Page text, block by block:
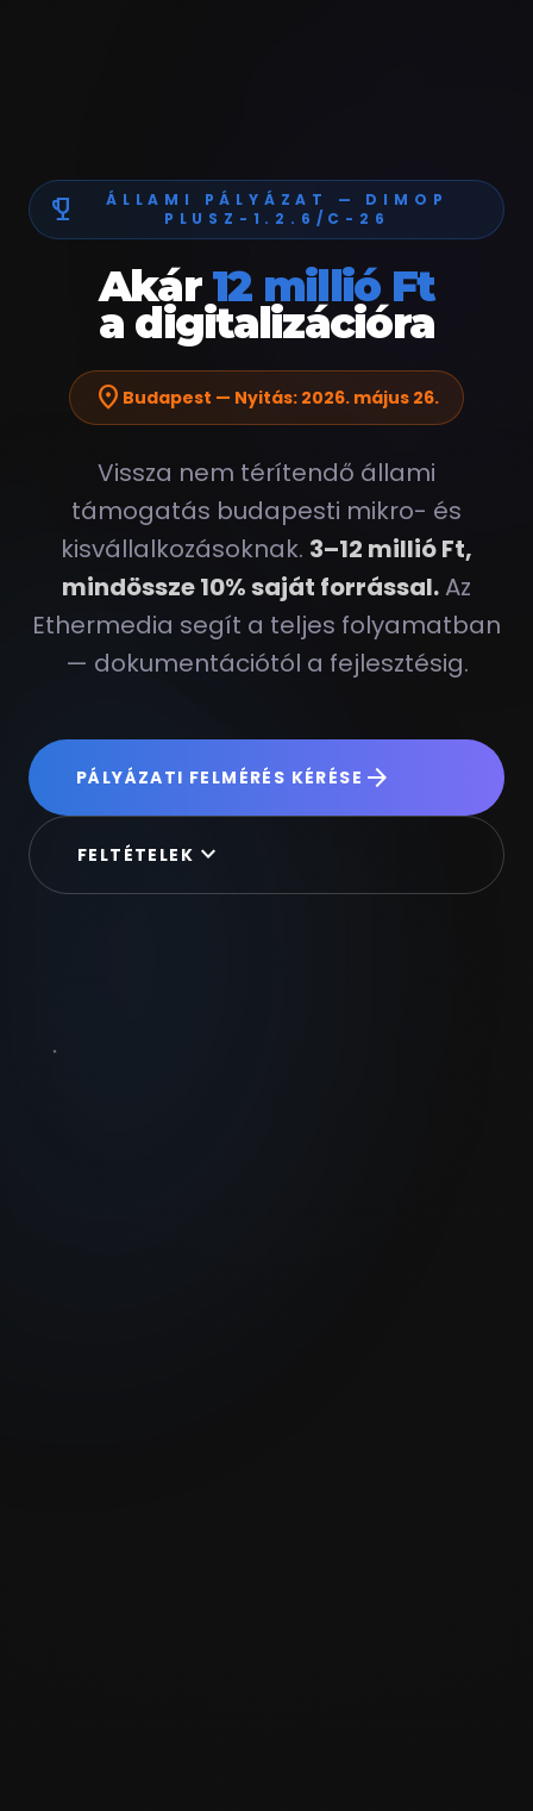
emoji_events
ÁLLAMI PÁLYÁZAT — DIMOP
PLUSZ-1.2.6/C-26
Akár 12 millió Ft
a digitalizációra
location_on Budapest — Nyitás: 2026. május 26.
Vissza nem térítendő állami
támogatás budapesti mikro- és
kisvállalkozásoknak. 3–12 millió Ft,
mindössze 10% saját forrással. Az
Ethermedia segít a teljes folyamatban
— dokumentációtól a fejlesztésig.
PÁLYÁZATI FELMÉRÉS KÉRÉSE arrow_forward
FELTÉTELEK expand_more